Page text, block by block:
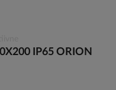
IP65 ORION